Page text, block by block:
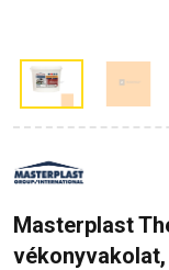
Masterplast
vékonyvakolat,